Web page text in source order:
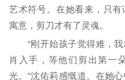
文化
精品生产 文化惠民
文化交流
体制改
紫金文化艺术节
品牌活
艺术符号。在她看来，只
寓意，剪刀才有了灵魂。
“刚开始孩子觉得难，我
肖入手，等他们剪出第一
光。”沈佑莉感慨道。在她